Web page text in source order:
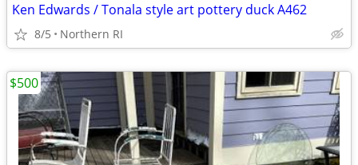
Ken Edwards / Tonala style art pottery duck A462
8/5 Northern RI
$500